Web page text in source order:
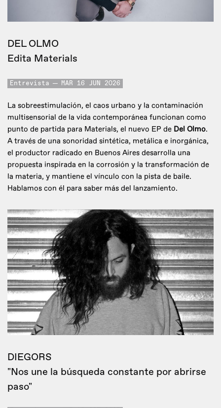
DEL OLMO
Edita Materials
Entrevista MAR 16 JUN 2026
La sobreestimulación, el caos urbano y la contaminación
multisensorial de la vida contemporánea funcionan como
punto de partida para Materials, el nuevo EP de Del Olmo.
A través de una sonoridad sintética, metálica e inorgánica,
el productor radicado en Buenos Aires desarrolla una
propuesta inspirada en la corrosión y la transformación de
la materia, y mantiene el vínculo con la pista de baile.
Hablamos con él para saber más del lanzamiento.
DIEGORS
"Nos une la búsqueda constante por abrirse
paso"